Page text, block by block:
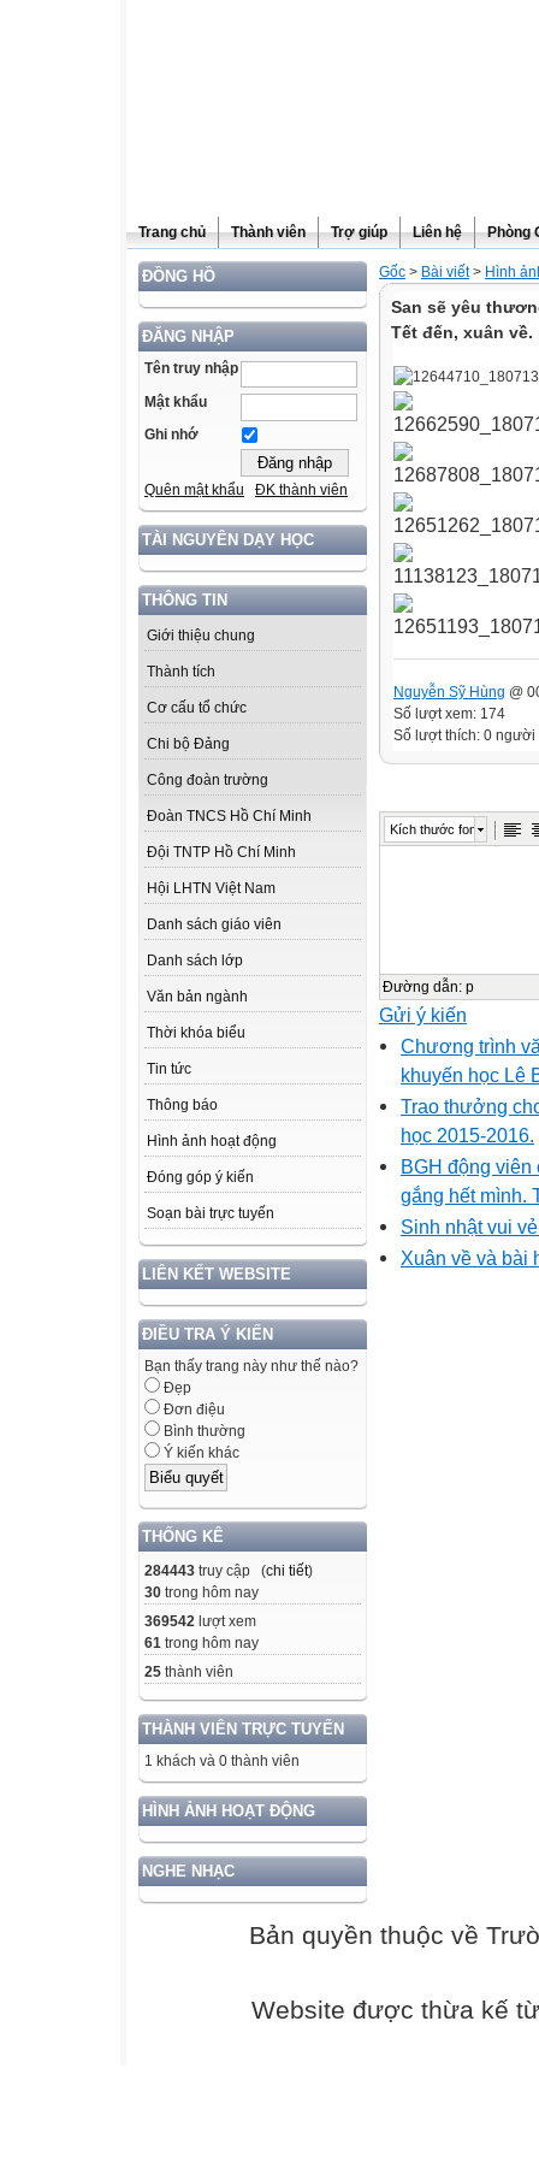
Trang chủ Thành viên Trợ giúp Liên hệ Phòng
ĐỒNG HỒ
ĐĂNG NHẬP
Tên truy nhập
Mật khẩu
Ghi nhớ
Quên mật khẩu ĐK thành viên
TÀI NGUYÊN DẠY HỌC
THÔNG TIN
Giới thiệu chung
Thành tích
Cơ cấu tổ chức
Chi bộ Đảng
Công đoàn trường
Đoàn TNCS Hồ Chí Minh
Đội TNTP Hồ Chí Minh
Hội LHTN Việt Nam
Danh sách giáo viên
Danh sách lớp
Văn bản ngành
Thời khóa biểu
Tin tức
Thông báo
Hình ảnh hoạt động
Đóng góp ý kiến
Soạn bài trực tuyến
LIÊN KẾT WEBSITE
ĐIỀU TRA Ý KIẾN
Bạn thấy trang này như thế nào?
Đẹp
Đơn điệu
Bình thường
Ý kiến khác
THỐNG KÊ
284443 truy cập (chi tiết)
30 trong hôm nay
369542 lượt xem
61 trong hôm nay
25 thành viên
THÀNH VIÊN TRỰC TUYẾN
1 khách và 0 thành viên
HÌNH ẢNH HOẠT ĐỘNG
NGHE NHẠC
Gốc > Bài viết> Hình
San sẽ yêu
Tết đến, xuân về.
Nguyễn Sỹ Hùng @
Số lượt xem: 174
Số lượt thích: 0 người
Kích thước font
Đường dẫn: p
Gửi ý kiến
Chương trình
khuyến học Lê
Trao thưởng
học 2015-2016.
BGH động viên
gắng hết mình.
Sinh nhật vui
Xuân về và bài
Bản quyền thuộc về
Website được thừa kế